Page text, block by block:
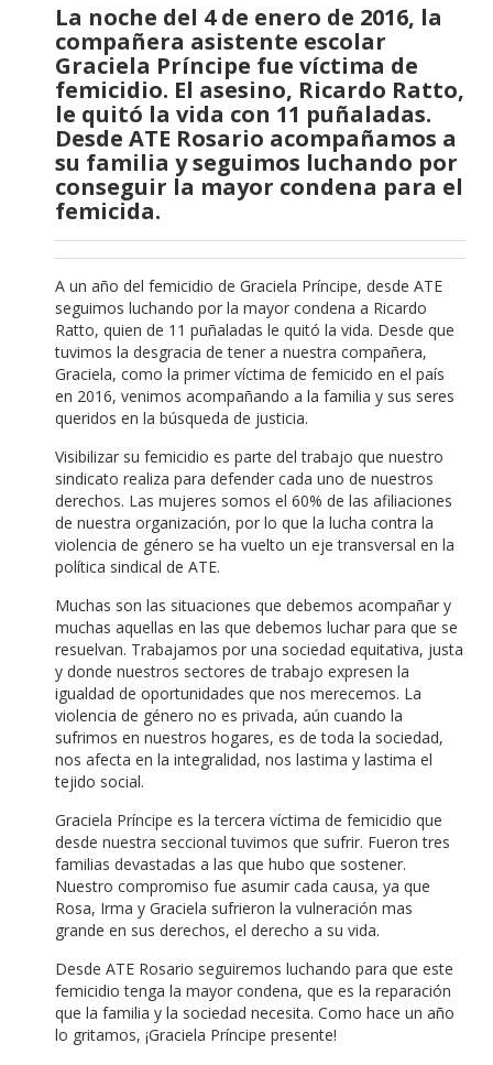
La noche del 4 de enero de 2016, la
compañera asistente escolar
Graciela Príncipe fue víctima de
femicidio. El asesino, Ricardo Ratto,
le quitó la vida con 11 puñaladas.
Desde ATE Rosario acompañamos a
su familia y seguimos luchando por
conseguir la mayor condena para el
femicida.
A un año del femicidio de Graciela Príncipe, desde ATE
seguimos luchando por la mayor condena a Ricardo
Ratto, quien de 11 puñaladas le quitó la vida. Desde que
tuvimos la desgracia de tener a nuestra compañera,
Graciela, como la primer víctima de femicido en el país
en 2016, venimos acompañando a la familia y sus seres
queridos en la búsqueda de justicia.
Visibilizar su femicidio es parte del trabajo que nuestro
sindicato realiza para defender cada uno de nuestros
derechos. Las mujeres somos el 60% de las afiliaciones
de nuestra organización, por lo que la lucha contra la
violencia de género se ha vuelto un eje transversal en la
política sindical de ATE.
Muchas son las situaciones que debemos acompañar y
muchas aquellas en las que debemos luchar para que se
resuelvan. Trabajamos por una sociedad equitativa, justa
y donde nuestros sectores de trabajo expresen la
igualdad de oportunidades que nos merecemos. La
violencia de género no es privada, aún cuando la
sufrimos en nuestros hogares, es de toda la sociedad,
nos afecta en la integralidad, nos lastima y lastima el
tejido social.
Graciela Príncipe es la tercera víctima de femicidio que
desde nuestra seccional tuvimos que sufrir. Fueron tres
familias devastadas a las que hubo que sostener.
Nuestro compromiso fue asumir cada causa, ya que
Rosa, Irma y Graciela sufrieron la vulneración mas
grande en sus derechos, el derecho a su vida.
Desde ATE Rosario seguiremos luchando para que este
femicidio tenga la mayor condena, que es la reparación
que la familia y la sociedad necesita. Como hace un año
lo gritamos, ¡Graciela Príncipe presente!